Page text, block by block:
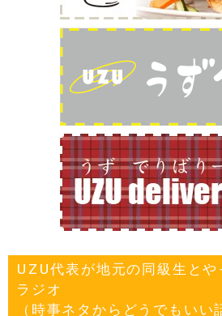
UZU代表が地元の同級生と
ラジオ
（時事ネタからどうでもいい